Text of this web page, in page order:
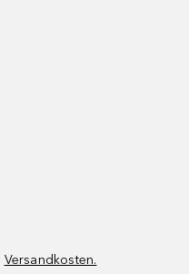
Versandkosten.